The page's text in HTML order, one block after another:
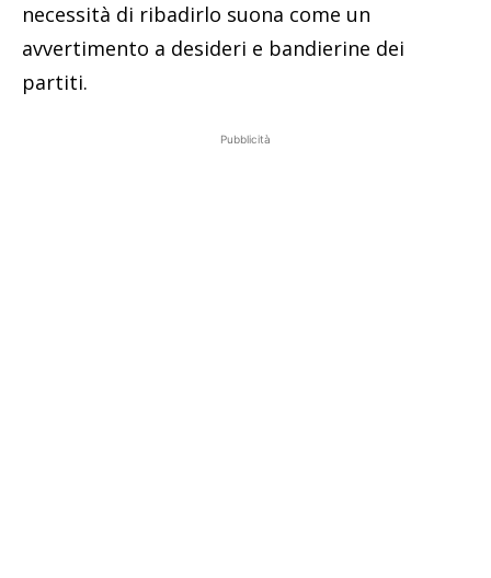
necessità di ribadirlo suona come un
avvertimento a desideri e bandierine dei
partiti.
Pubblicità